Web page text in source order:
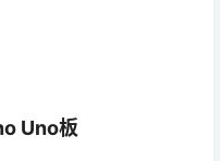
Uno板